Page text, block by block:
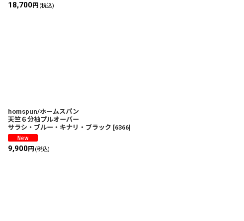
18,700円 (税込)
homspun/ホームスパン
天竺６分袖プルオーバー
サラシ・ブルー・キナリ・ブラック [6366]
9,900円 (税込)